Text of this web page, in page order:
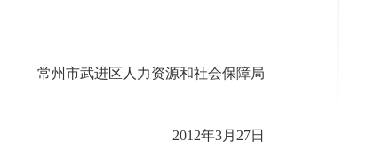
常州市武进区人力资源和社会保障局
2012年3月27日